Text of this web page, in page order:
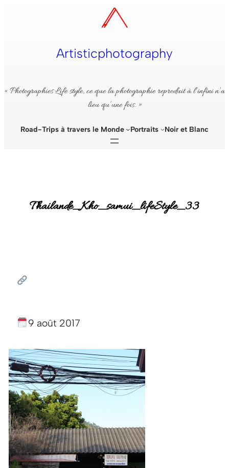
Artisticphotography
« Photographies Life style, ce que la photographie reproduit à l’infini n’a
lieu qu’une fois. »
Road-Trips à travers le Monde Portraits Noir et Blanc
Thailande_Kho_samui_lifeStyle_33
9 août 2017